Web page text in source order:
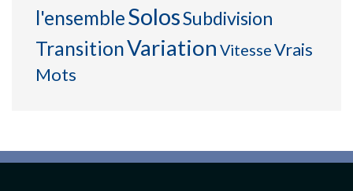
l'ensembleSolosSubdivision
TransitionVariation VitesseVrais
Mots